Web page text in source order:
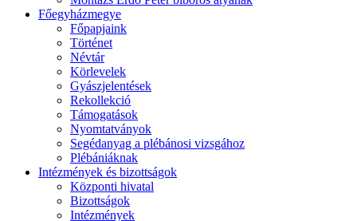
Főegyházmegye
Főpapjaink
Történet
Névtár
Körlevelek
Gyászjelentések
Rekollekció
Támogatások
Nyomtatványok
Segédanyag a plébánosi vizsgához
Plébániáknak
Intézmények és bizottságok
Központi hivatal
Bizottságok
Intézmények